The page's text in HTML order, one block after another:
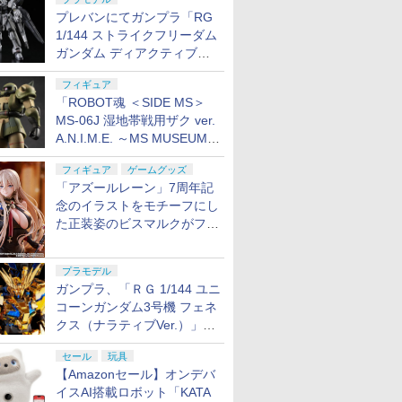
8月7日16時から予約開始！
プレバンにてガンプラ「RG
1/144 ストライクフリーダム
ガンダム ディアクティブモ
ード」の再販分が8月7日11
時より予約開始！
フィギュア
「ROBOT魂 ＜SIDE MS＞
MS-06J 湿地帯戦用ザク ver.
A.N.I.M.E. ～MS MUSEUM
～」がプレバンにて8月7日
16時より予約開始！
フィギュア ゲームグッズ
「アズールレーン」7周年記
念のイラストをモチーフにし
た正装姿のビスマルクがフィ
プラモデル
ガンプラ、「ＲＧ 1/144 ユニ
コーンガンダム3号機 フェネ
クス（ナラティブVer.）」
と、「ＨＧ 1/144 ガンダムエ
アマスターバースト」再販
セール 玩具
【Amazonセール】オンデバ
イスAI搭載ロボット「KATA